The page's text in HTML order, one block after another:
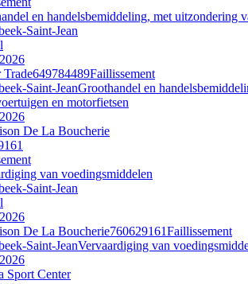
en handelsbemiddeling, met uitzondering
Saint-Jean
Trade649784489Faillissement
Saint-JeanGroothandel en
en motorfietsen
De La Boucherie
van voedingsmiddelen
Saint-Jean
De La Boucherie760629161Faillissement
Saint-JeanVervaardiging van
Sport Center